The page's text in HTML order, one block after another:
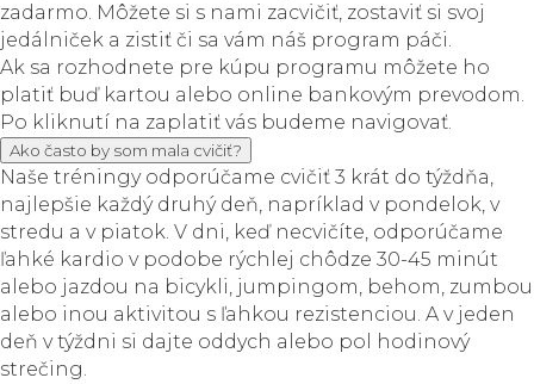
zadarmo. Môžete si s nami zacvičiť, zostaviť si svoj
jedálniček a zistiť či sa vám náš program páči.
Ak sa rozhodnete pre kúpu programu môžete ho
platiť buď kartou alebo online bankovým prevodom.
Po kliknutí na zaplatiť vás budeme navigovať.
Ako často by som mala cvičiť?
Naše tréningy odporúčame cvičiť 3 krát do týždňa,
najlepšie každý druhý deň, napríklad v pondelok, v
stredu a v piatok. V dni, keď necvičíte, odporúčame
ľahké kardio v podobe rýchlej chôdze 30-45 minút
alebo jazdou na bicykli, jumpingom, behom, zumbou
alebo inou aktivitou s ľahkou rezistenciou. A v jeden
deň v týždni si dajte oddych alebo pol hodinový
strečing.